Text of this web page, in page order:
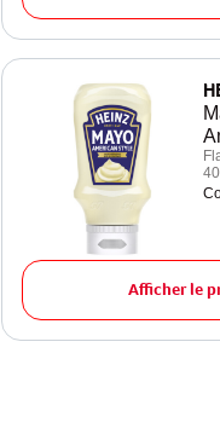
Afficher le